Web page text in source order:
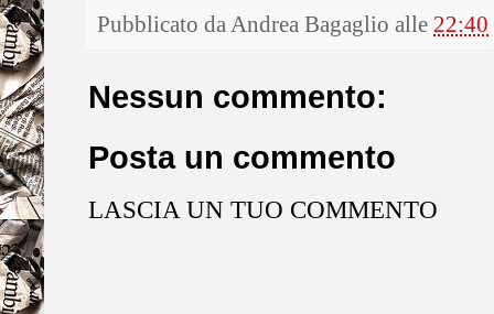
Pubblicato daAndrea Bagaglio alle 22:40
Nessun commento:
Posta un commento
LASCIA UN TUO COMMENTO